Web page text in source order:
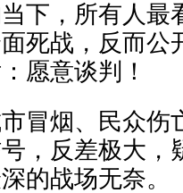
下，所有人最
死战，反而公
愿意谈判！
冒烟、民众伤
，反差极大，
的战场无奈。